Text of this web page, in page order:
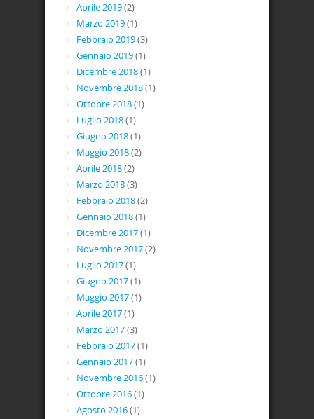
Aprile 2019(2)
Marzo 2019(1)
Febbraio 2019(3)
Gennaio 2019(1)
Dicembre 2018(1)
Novembre 2018(1)
Ottobre 2018(1)
Luglio 2018(1)
Giugno 2018(1)
Maggio 2018(2)
Aprile 2018(2)
Marzo 2018(3)
Febbraio 2018(2)
Gennaio 2018(1)
Dicembre 2017(1)
Novembre 2017(2)
Luglio 2017(1)
Giugno 2017(1)
Maggio 2017(1)
Aprile 2017(1)
Marzo 2017(3)
Febbraio 2017(1)
Gennaio 2017(1)
Novembre 2016(1)
Ottobre 2016(1)
Agosto 2016(1)